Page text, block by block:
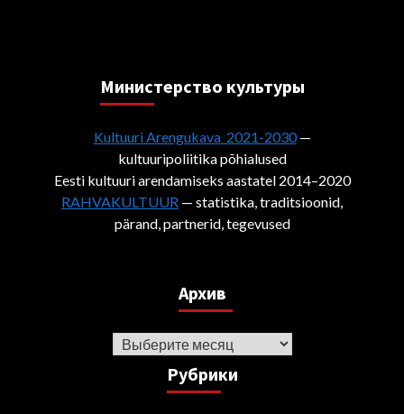
Министерствo культуры
Kultuuri Arengukava 2021-2030—
kultuuripoliitika põhialused
Eesti kultuuri arendamiseks aastatel 2014–2020
RAHVAKULTUUR — statistika, traditsioonid,
pärand, partnerid, tegevused
Архив
Архив
Рубрики